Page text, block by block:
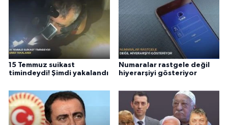
15 Temmuz suikast
timindeydi! Şimdi yakalandı
Numaralar rastgele değil
hiyerarşiyi gösteriyor